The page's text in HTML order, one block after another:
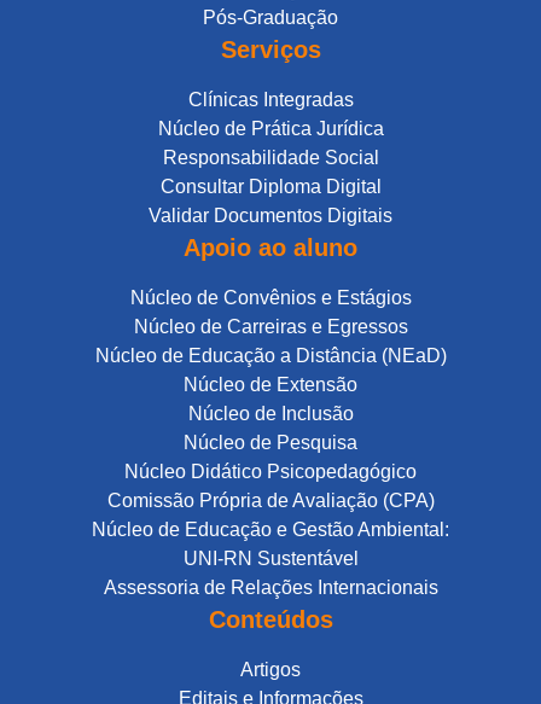
Pós-Graduação
Serviços
Clínicas Integradas
Núcleo de Prática Jurídica
Responsabilidade Social
Consultar Diploma Digital
Validar Documentos Digitais
Apoio ao aluno
Núcleo de Convênios e Estágios
Núcleo de Carreiras e Egressos
Núcleo de Educação a Distância (NEaD)
Núcleo de Extensão
Núcleo de Inclusão
Núcleo de Pesquisa
Núcleo Didático Psicopedagógico
Comissão Própria de Avaliação (CPA)
Núcleo de Educação e Gestão Ambiental:
UNI-RN Sustentável
Assessoria de Relações Internacionais
Conteúdos
Artigos
Editais e Informações